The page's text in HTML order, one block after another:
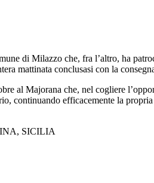
di Milazzo che, fra l’altro, ha
mattinata conclusasi con la
al Majorana che, nel cogliere
continuando efficacemente la propria
SICILIA